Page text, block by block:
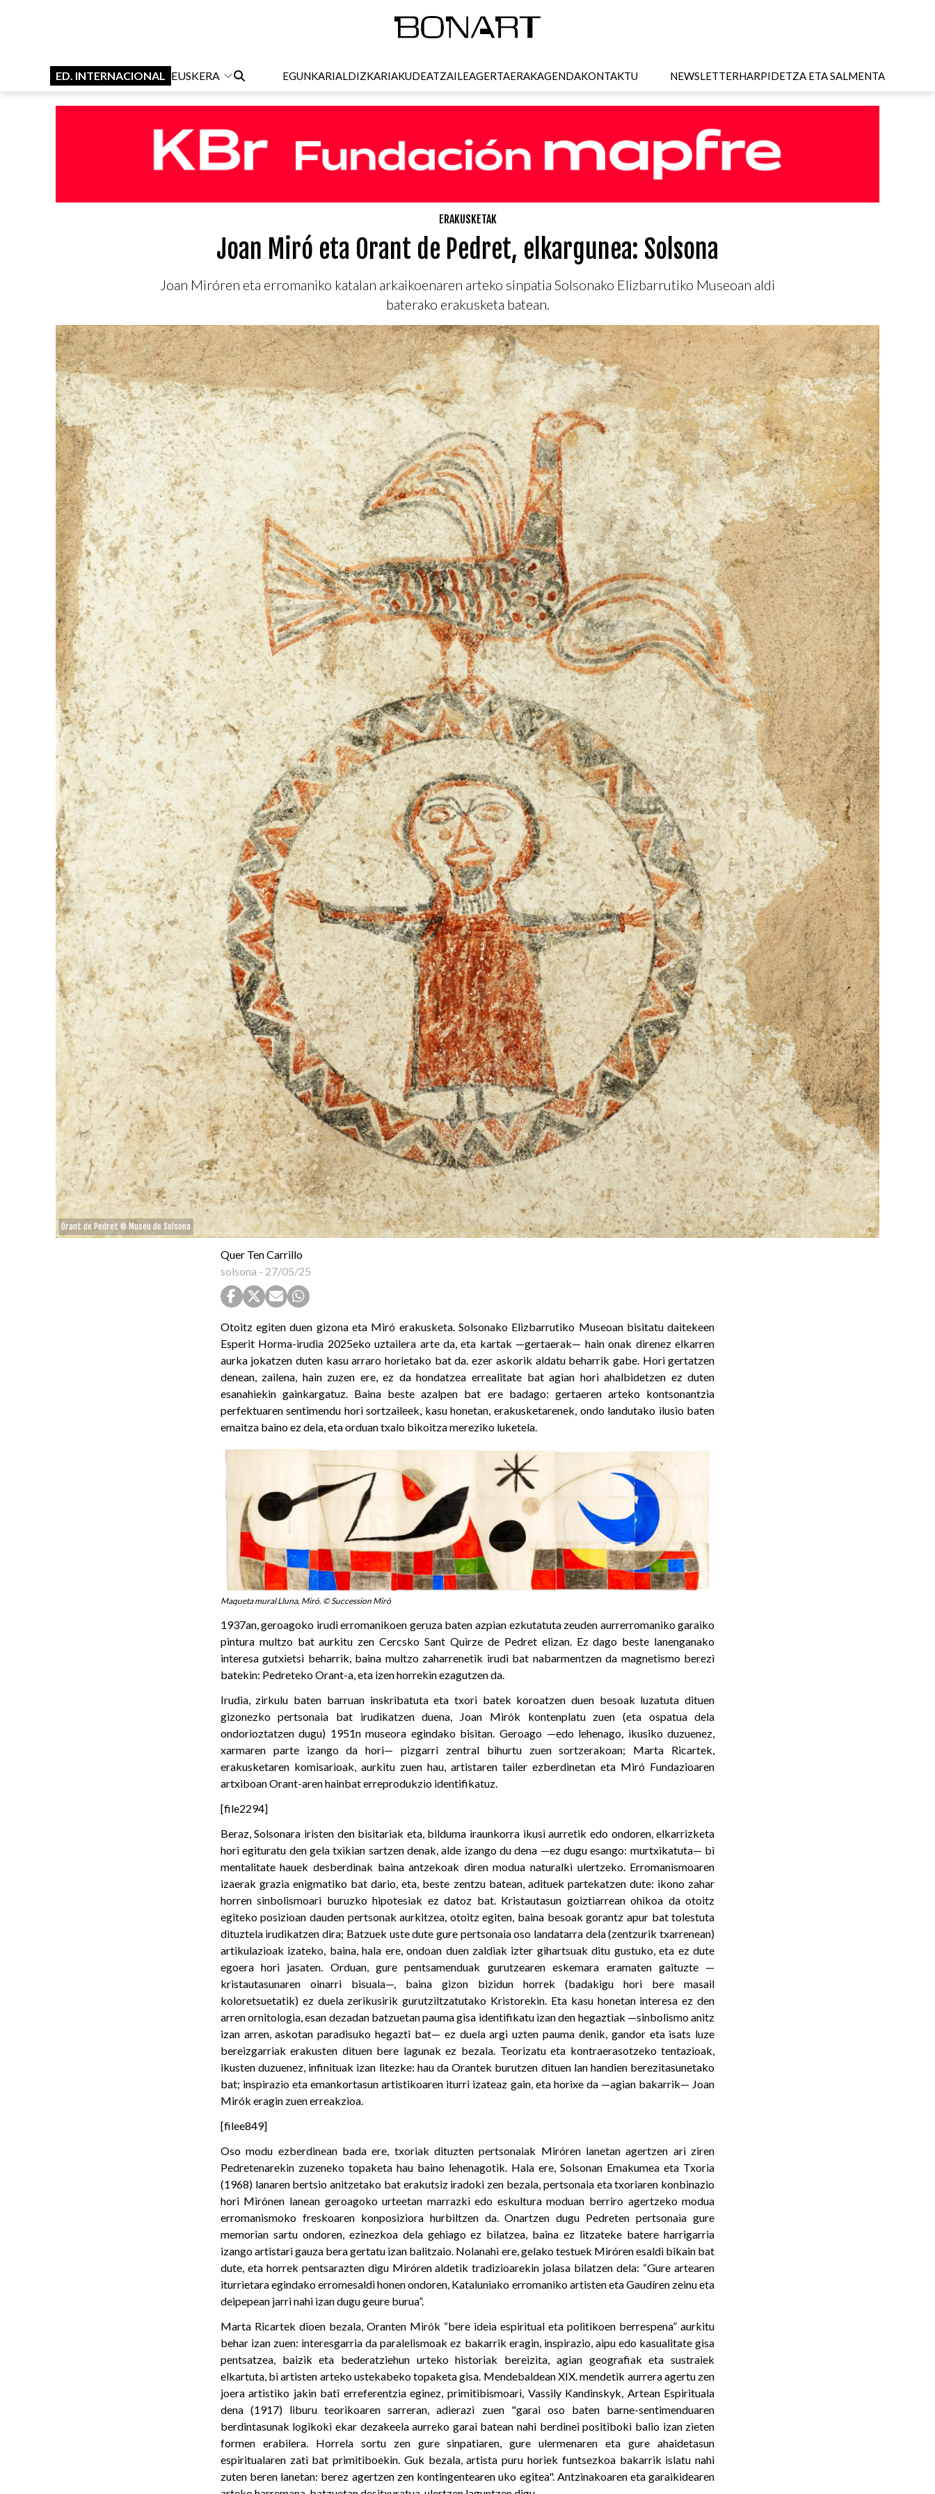
ED. INTERNACIONAL EUSKERA EGUNKARIALDIZKARIAKUDEATZAILEAGERTAERAKAGENDAKONTAKTU NEWSLETTERHARPIDETZA ETA SALMENTA
ERAKUSKETAK
Joan Miró eta Orant de Pedret, elkargunea: Solsona
Joan Miróren eta erromaniko katalan arkaikoenaren arteko sinpatia Solsonako Elizbarrutiko Museoan aldi
baterako erakusketa batean.
Orant de Pedret © Museu de Solsona
Quer Ten Carrillo
solsona - 27/05/25
Otoitz egiten duen gizona eta Miró erakusketa. Solsonako Elizbarrutiko Museoan bisitatu daitekeen
Esperit Horma-irudia 2025eko uztailera arte da, eta kartak —gertaerak— hain onak direnez elkarren
aurka jokatzen duten kasu arraro horietako bat da. ezer askorik aldatu beharrik gabe. Hori gertatzen
denean, zailena, hain zuzen ere, ez da hondatzea errealitate bat agian hori ahalbidetzen ez duten
esanahiekin gainkargatuz. Baina beste azalpen bat ere badago: gertaeren arteko kontsonantzia
perfektuaren sentimendu hori sortzaileek, kasu honetan, erakusketarenek, ondo landutako ilusio baten
emaitza baino ez dela, eta orduan txalo bikoitza mereziko luketela.
Maqueta mural Lluna, Miró. © Succession Miró
1937an, geroagoko irudi erromanikoen geruza baten azpian ezkutatuta zeuden aurrerromaniko garaiko
pintura multzo bat aurkitu zen Cercsko Sant Quirze de Pedret elizan. Ez dago beste lanenganako
interesa gutxietsi beharrik, baina multzo zaharrenetik irudi bat nabarmentzen da magnetismo berezi
batekin: Pedreteko Orant-a, eta izen horrekin ezagutzen da.
Irudia, zirkulu baten barruan inskribatuta eta txori batek koroatzen duen besoak luzatuta dituen
gizonezko pertsonaia bat irudikatzen duena, Joan Mirók kontenplatu zuen (eta ospatua dela
ondorioztatzen dugu) 1951n museora egindako bisitan. Geroago —edo lehenago, ikusiko duzuenez,
xarmaren parte izango da hori— pizgarri zentral bihurtu zuen sortzerakoan; Marta Ricartek,
erakusketaren komisarioak, aurkitu zuen hau, artistaren tailer ezberdinetan eta Miró Fundazioaren
artxiboan Orant-aren hainbat erreprodukzio identifikatuz.
[file2294]
Beraz, Solsonara iristen den bisitariak eta, bilduma iraunkorra ikusi aurretik edo ondoren, elkarrizketa
hori egituratu den gela txikian sartzen denak, alde izango du dena —ez dugu esango: murtxikatuta— bi
mentalitate hauek desberdinak baina antzekoak diren modua naturalki ulertzeko. Erromanismoaren
izaerak grazia enigmatiko bat dario, eta, beste zentzu batean, adituek partekatzen dute: ikono zahar
horren sinbolismoari buruzko hipotesiak ez datoz bat. Kristautasun goiztiarrean ohikoa da otoitz
egiteko posizioan dauden pertsonak aurkitzea, otoitz egiten, baina besoak gorantz apur bat tolestuta
dituztela irudikatzen dira; Batzuek uste dute gure pertsonaia oso landatarra dela (zentzurik txarrenean)
artikulazioak izateko, baina, hala ere, ondoan duen zaldiak izter gihartsuak ditu gustuko, eta ez dute
egoera hori jasaten. Orduan, gure pentsamenduak gurutzearen eskemara eramaten gaituzte —
kristautasunaren oinarri bisuala—, baina gizon bizidun horrek (badakigu hori bere masail
koloretsuetatik) ez duela zerikusirik gurutziltzatutako Kristorekin. Eta kasu honetan interesa ez den
arren ornitologia, esan dezadan batzuetan pauma gisa identifikatu izan den hegaztiak —sinbolismo anitz
izan arren, askotan paradisuko hegazti bat— ez duela argi uzten pauma denik, gandor eta isats luze
bereizgarriak erakusten dituen bere lagunak ez bezala. Teorizatu eta kontraerasotzeko tentazioak,
ikusten duzuenez, infinituak izan litezke: hau da Orantek burutzen dituen lan handien berezitasunetako
bat; inspirazio eta emankortasun artistikoaren iturri izateaz gain, eta horixe da —agian bakarrik— Joan
Mirók eragin zuen erreakzioa.
[filee849]
Oso modu ezberdinean bada ere, txoriak dituzten pertsonaiak Miróren lanetan agertzen ari ziren
Pedretenarekin zuzeneko topaketa hau baino lehenagotik. Hala ere, Solsonan Emakumea eta Txoria
(1968) lanaren bertsio anitzetako bat erakutsiz iradoki zen bezala, pertsonaia eta txoriaren konbinazio
hori Mirónen lanean geroagoko urteetan marrazki edo eskultura moduan berriro agertzeko modua
erromanismoko freskoaren konposiziora hurbiltzen da. Onartzen dugu Pedreten pertsonaia gure
memorian sartu ondoren, ezinezkoa dela gehiago ez bilatzea, baina ez litzateke batere harrigarria
izango artistari gauza bera gertatu izan balitzaio. Nolanahi ere, gelako testuek Miróren esaldi bikain bat
dute, eta horrek pentsarazten digu Miróren aldetik tradizioarekin jolasa bilatzen dela: “Gure artearen
iturrietara egindako erromesaldi honen ondoren, Kataluniako erromaniko artisten eta Gaudíren zeinu eta
deipepean jarri nahi izan dugu geure burua”.
Marta Ricartek dioen bezala, Oranten Mirók “bere ideia espiritual eta politikoen berrespena” aurkitu
behar izan zuen: interesgarria da paralelismoak ez bakarrik eragin, inspirazio, aipu edo kasualitate gisa
pentsatzea, baizik eta bederatziehun urteko historiak bereizita, agian geografiak eta sustraiek
elkartuta, bi artisten arteko ustekabeko topaketa gisa. Mendebaldean XIX. mendetik aurrera agertu zen
joera artistiko jakin bati erreferentzia eginez, primitibismoari, Vassily Kandinskyk, Artean Espirituala
dena (1917) liburu teorikoaren sarreran, adierazi zuen "garai oso baten barne-sentimenduaren
berdintasunak logikoki ekar dezakeela aurreko garai batean nahi berdinei positiboki balio izan zieten
formen erabilera. Horrela sortu zen gure sinpatiaren, gure ulermenaren eta gure ahaidetasun
espiritualaren zati bat primitiboekin. Guk bezala, artista puru horiek funtsezkoa bakarrik islatu nahi
zuten beren lanetan: berez agertzen zen kontingentearen uko egitea". Antzinakoaren eta garaikidearen